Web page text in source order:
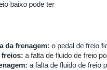
baixo pode ter
da frenagem: o pedal de freio
freios: a falta de fluido de freio
a falta de fluido de freio